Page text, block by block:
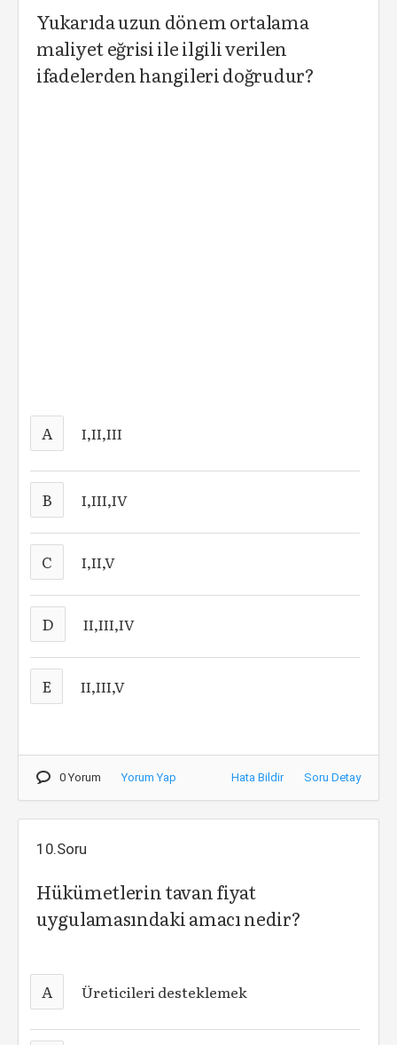
Yukarıda uzun dönem ortalama
maliyet eğrisi ile ilgili verilen
ifadelerden hangileri doğrudur?
A I,II,III
B I,III,IV
C I,II,V
D II,III,IV
E II,III,V
0 Yorum Yorum Yap Hata Bildir Soru Detay
10.Soru
Hükümetlerin tavan fiyat
uygulamasındaki amacı nedir?
A Üreticileri desteklemek